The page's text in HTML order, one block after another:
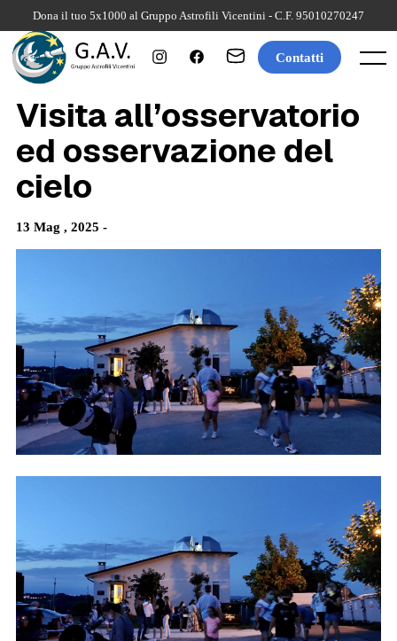
content
Dona il tuo 5x1000 al Gruppo Astrofili Vicentini - C.F. 95010270247
Menu
Contatti
Visita all’osservatorio
ed osservazione del
cielo
13 Mag , 2025 -